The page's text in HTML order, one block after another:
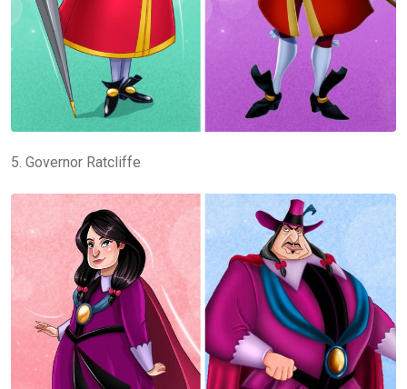
5. Governor Ratcliffe